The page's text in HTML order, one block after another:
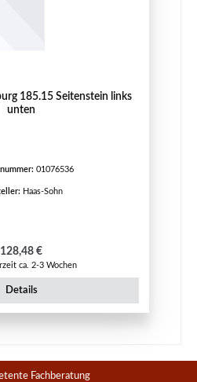
185.15 Seitenstein links
unten
01076536
Haas-Sohn
Regulärer Preis:
128,48 €
ca. 2-3 Wochen
Details
Fachberatung